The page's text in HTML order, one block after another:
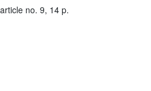
no. 9, 14 p.